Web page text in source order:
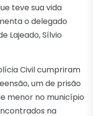
teve sua vida
o delegado
Lajeado, Sílvio
Civil cumpriram
um de prisão
menor no município
na